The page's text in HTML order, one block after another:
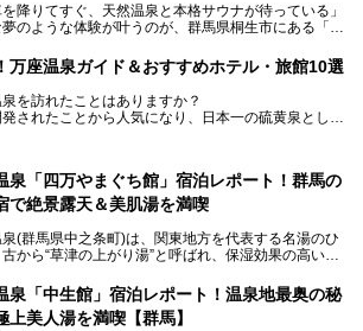
そんな「亀の井ホテル 草津リゾート」を徹底レポー
アイコニア・ホスピタリティ株式会社【PR】
は亀の井ホテル 草津リゾートのPR記事です。
を降りてすぐ、天然温泉と本格サウナが待っている」
のような体験が叶うのが、群馬県桐生市にある「駅
温泉の「水沼の湯」と宿泊もできる「サウナの森」、
エリアがあります。
その中でも特にユニークな駅直結の「水沼の湯」の
焦点を当て、温泉好き、サウナー、そして電車旅好き
万座温泉ガイド＆おすすめホテル・旅館10選
を訪れたことはありますか？
されたことから人気になり、日本一の硫黄泉として
かもしれません。
筆者である私が実際に行ってみました！万座温泉の楽
や周辺の観光地を解説します。
帰り入浴できる温泉から混浴可能な温泉まで、おす
浴施設もご紹介します！
泉「四万やまぐち館」宿泊レポート！群馬の
で絶景露天＆美肌湯を満喫
泉(群馬県中之条町)は、関東地方を代表する名湯のひ
から“草津の上がり湯”と呼ばれ、保湿効果の高い美
まぐち館」は、この地を代表する旅館の一つ。日帰
可能ですが、やはり宿泊してじっくり楽しむのがベ
泉「中生館」宿泊レポート！温泉地最奥の秘
上美人湯を満喫【群馬】